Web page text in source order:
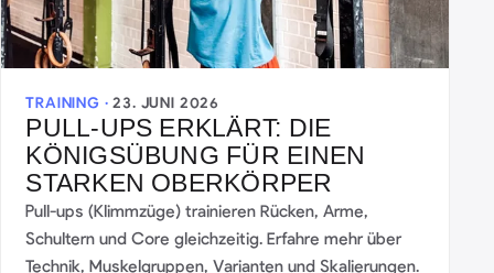
TRAINING ·23. JUNI 2026
PULL-UPS ERKLÄRT: DIE
KÖNIGSÜBUNG FÜR EINEN
STARKEN OBERKÖRPER
Pull-ups (Klimmzüge) trainieren Rücken, Arme,
Schultern und Core gleichzeitig. Erfahre mehr über
Technik, Muskelgruppen, Varianten und Skalierungen.